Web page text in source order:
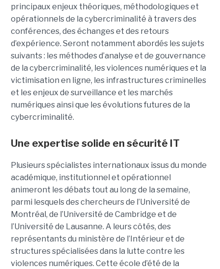
principaux enjeux théoriques, méthodologiques et
opérationnels de la cybercriminalité à travers des
conférences, des échanges et des retours
d’expérience. Seront notamment abordés les sujets
suivants : les méthodes d’analyse et de gouvernance
de la cybercriminalité, les violences numériques et la
victimisation en ligne, les infrastructures criminelles
et les enjeux de surveillance et les marchés
numériques ainsi que les évolutions futures de la
cybercriminalité.
Une expertise solide en sécurité IT
Plusieurs spécialistes internationaux issus du monde
académique, institutionnel et opérationnel
animeront les débats tout au long de la semaine,
parmi lesquels des chercheurs de l’Université de
Montréal, de l’Université de Cambridge et de
l’Université de Lausanne. A leurs côtés, des
représentants du ministère de l’Intérieur et de
structures spécialisées dans la lutte contre les
violences numériques. Cette école d’été de la